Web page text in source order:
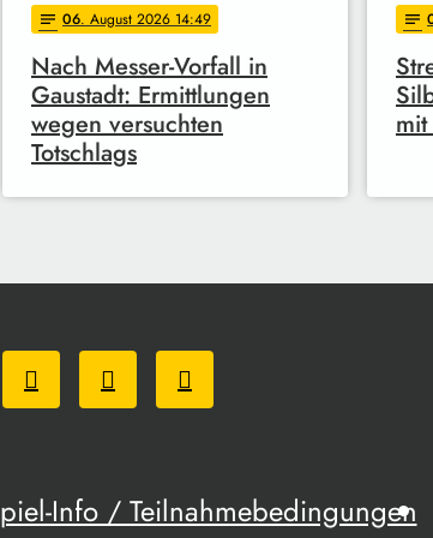
notes 06. August 2026 14:49
Nach Messer-Vorfall in
Gaustadt: Ermittlungen
wegen versuchten
Totschlags
notes
Info / Teilnahmebedingungen